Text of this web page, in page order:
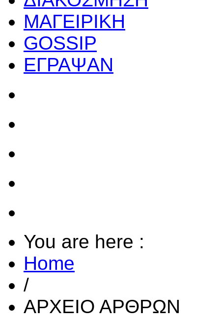
ΜΑΓΕΙΡΙΚΗ
GOSSIP
ΕΓΡΑΨΑΝ
You are here :
Home
/
ΑΡΧΕΙΟ ΑΡΘΡΩΝ